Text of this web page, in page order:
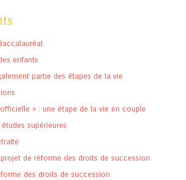
enfants
partie des étapes de la vie
» : une étape de la vie en couple
supérieures
de réforme des droits de succession
des droits de succession